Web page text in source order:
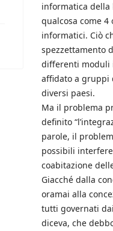
informatica della
qualcosa come
informatici. Ciò
spezzettamento
differenti moduli
affidato a gruppi
diversi paesi.
Ma il problema
definito
parole, il
possibili
coabitazione
Giacché dalla
oramai alla
tutti governati
diceva, che